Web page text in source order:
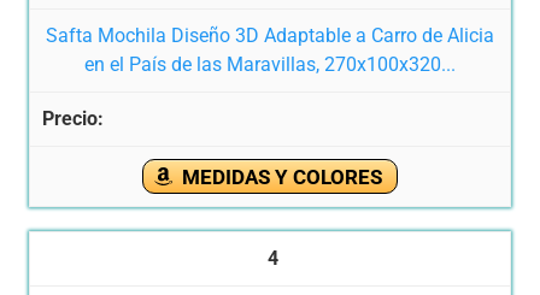
Safta Mochila Diseño 3D Adaptable a Carro de Alicia
en el País de las Maravillas, 270x100x320...
MEDIDAS Y COLORES
4